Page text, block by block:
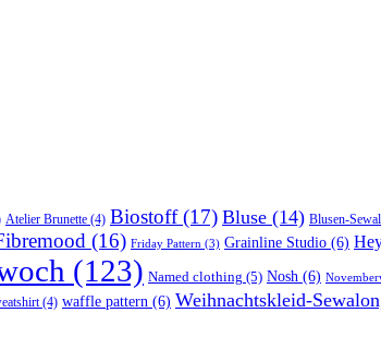
Atelier Brunette (4) Biostoff(17) Bluse (14) Blusen-
(16) Friday Pattern (3) Grainline Studio (6)
(123) Named clothing (5) Nosh (6)
(4) waffle pattern (6) Weihnachtskleid-